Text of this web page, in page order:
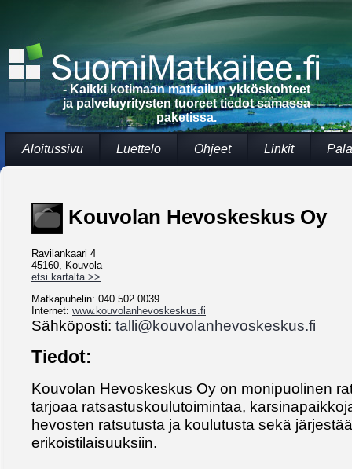
- Kaikki kotimaan matkailun ykköskohteet
ja palveluyritysten tuoreet tiedot samassa
paketissa.
Aloitussivu Luettelo Ohjeet Linkit
Kouvolan Hevoskeskus Oy
Ravilankaari 4
45160, Kouvola
etsi kartalta >>
Matkapuhelin: 040 502 0039
Internet: www.kouvolanhevoskeskus.fi
Sähköposti: talli@kouvolanhevoskeskus.fi
Tiedot:
Kouvolan Hevoskeskus Oy on monipuolinen
tarjoaa ratsastuskoulutoimintaa,
hevosten ratsutusta ja koulutusta sekä
erikoistilaisuuksiin.